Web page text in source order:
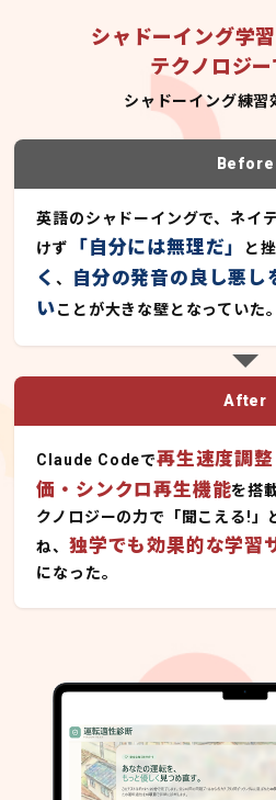
シャドーイング学
テクノロジ
シャドーイング練習
Before
英語のシャドーイングで、ネイ
けず
「自分には無理だ」 と
く、
自分の発音の良し悪し
いことが大きな壁となっていた。
After
Claude Codeで再生速度調
価・シンクロ再生機能を搭
クノロジーの力で「聞こえる!」
ね、独学でも効果的な学習
になった。